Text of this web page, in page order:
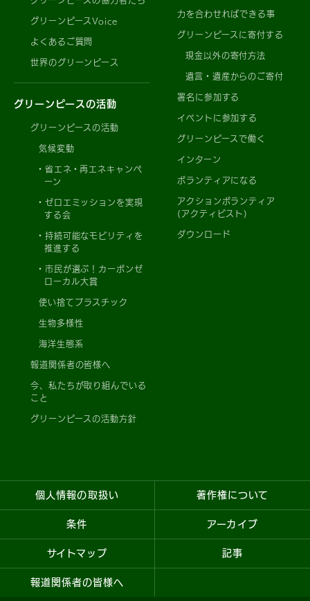
グリーンピースVoice
よくあるご質問
世界のグリーンピース
グリーンピースの活動
グリーンピースの活動
気候変動
省エネ・再エネキャンペ
ーン
ゼロエミッションを実現
する会
持続可能なモビリティを
推進する
市民が選ぶ！カーボンゼ
ローカル大賞
使い捨てプラスチック
生物多様性
海洋生態系
報道関係者の皆様へ
今、私たちが取り組んでいる
こと
グリーンピースの活動方針
力を合わせればできる事
グリーンピースに寄付する
現金以外の寄付方法
遺言・遺産からのご寄付
署名に参加する
イベントに参加する
グリーンピースで働く
インターン
ボランティアになる
アクションボランティア
(アクティビスト)
ダウンロード
個人情報の取扱い 著作権について
条件 アーカイブ
サイトマップ 記事
報道関係者の皆様へ